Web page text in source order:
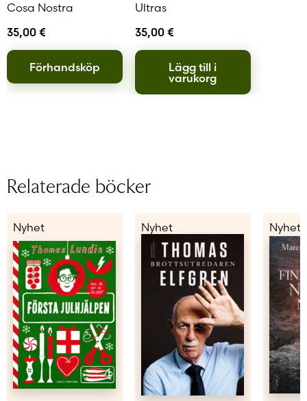
Cosa Nostra
35,00 €
Förhandsköp
Ultras
35,00 €
Lägg till i
varukorg
Relaterade böcker
Nyhet Nyhet Nyhet